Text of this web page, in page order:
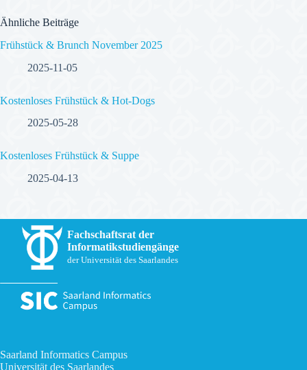
Ähnliche Beiträge
Frühstück & Brunch November 2025
2025-11-05
Kostenloses Frühstück & Hot-Dogs
2025-05-28
Kostenloses Frühstück & Suppe
2025-04-13
Fachschaftsrat der
Informatikstudiengänge
der Universität des Saarlandes
Saarland Informatics Campus
Universität des Saarlandes